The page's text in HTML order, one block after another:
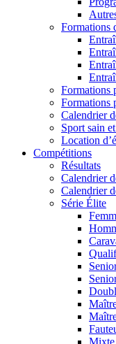
Formations
Formations
Formations
Calendrier
Sport sain
Location
Compétitions
Résultats
Calendrier
Calendrier
Série Élite
Mixte